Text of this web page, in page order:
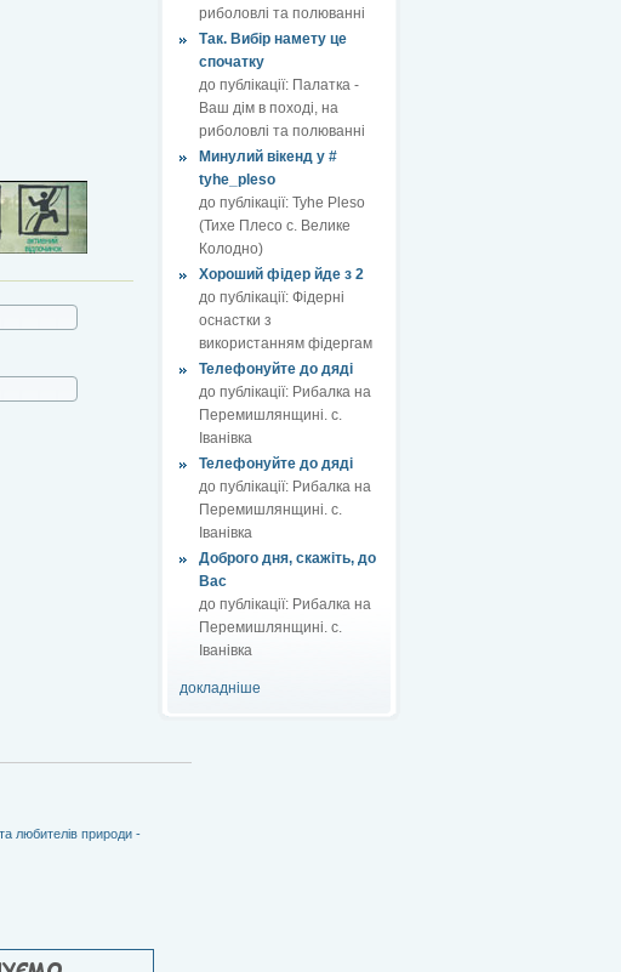
риболовлі та полюванні
Так. Вибір намету це
спочатку
до публікації: Палатка -
Ваш дім в поході, на
риболовлі та полюванні
Минулий вікенд у #
tyhe_pleso
до публікації: Tyhe Pleso
(Тихе Плесо с. Велике
Колодно)
Хороший фідер йде з 2
до публікації: Фідерні
оснастки з
використанням фідергам
Телефонуйте до дяді
до публікації: Рибалка на
Перемишлянщині. с.
Іванівка
Телефонуйте до дяді
до публікації: Рибалка на
Перемишлянщині. с.
Іванівка
Доброго дня, скажіть, до
Вас
до публікації: Рибалка на
Перемишлянщині. с.
Іванівка
докладніше